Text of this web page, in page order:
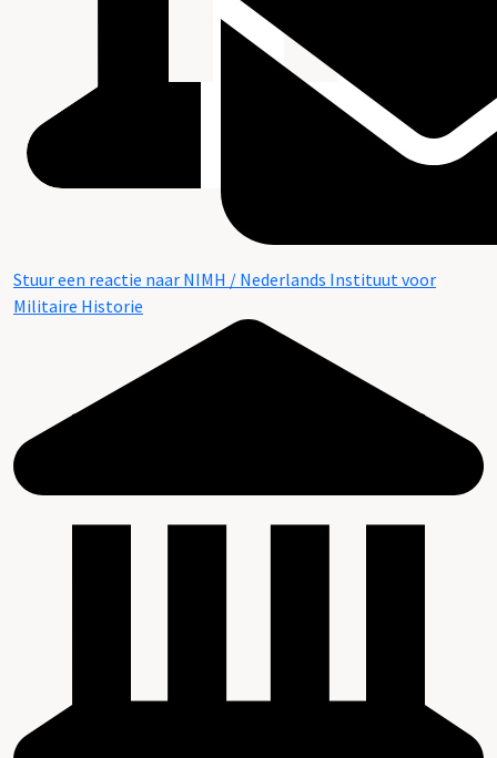
Stuur een reactie naar NIMH / Nederlands Instituut voor
Militaire Historie